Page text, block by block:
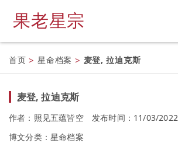
果老星宗
首页 > 星命档案 > 麦登, 拉迪克斯
麦登, 拉迪克斯
作者：照见五蕴皆空
发布时间：11/03/2022
博文分类： 星命档案